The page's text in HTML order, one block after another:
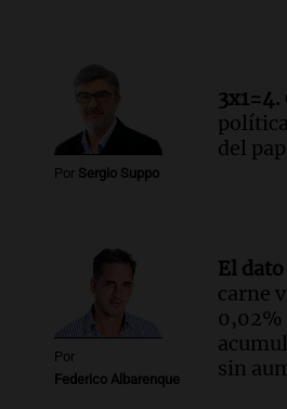
Por Sergio Suppo
3x1=4.
del
Por
Federico Albarenque
El
carne
0,02%
sin